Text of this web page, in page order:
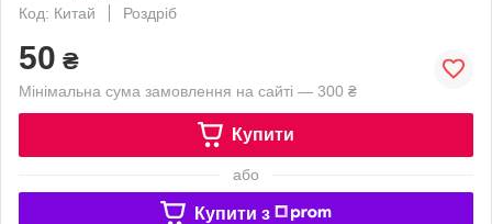
Код: Китай
Роздріб
50 ₴
Мінімальна сума замовлення на сайті — 300 ₴
Купити
або
Купити з